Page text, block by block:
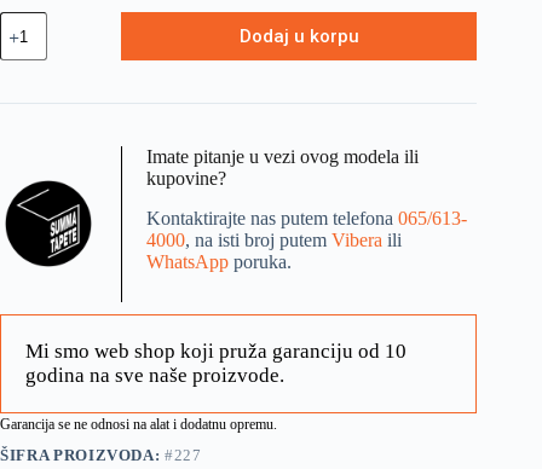
Dodaj u korpu
Imate pitanje u vezi ovog modela ili
kupovine?
Kontaktirajte nas putem telefona 065/613-
4000, na isti broj putem Vibera ili
WhatsApp poruka.
Mi smo web shop koji pruža garanciju od 10
godina na sve naše proizvode.
Garancija se ne odnosi na alat i dodatnu opremu.
ŠIFRA PROIZVODA:#227